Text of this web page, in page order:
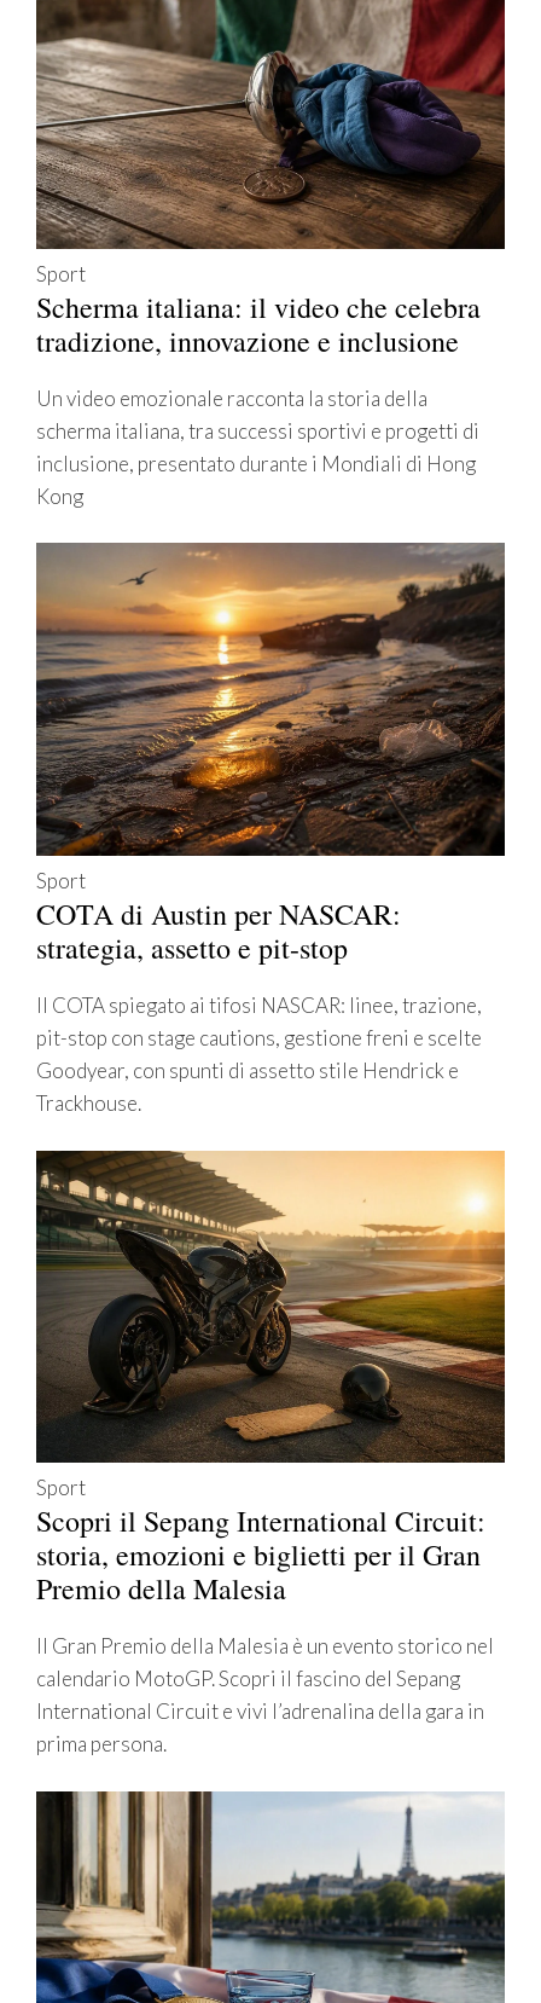
Sport
Scherma italiana: il video che celebra
tradizione, innovazione e inclusione
Un video emozionale racconta la storia della
scherma italiana, tra successi sportivi e progetti di
inclusione, presentato durante i Mondiali di Hong
Kong
Sport
COTA di Austin per NASCAR:
strategia, assetto e pit-stop
Il COTA spiegato ai tifosi NASCAR: linee, trazione,
pit-stop con stage cautions, gestione freni e scelte
Goodyear, con spunti di assetto stile Hendrick e
Trackhouse.
Sport
Scopri il Sepang International Circuit:
storia, emozioni e biglietti per il Gran
Premio della Malesia
Il Gran Premio della Malesia è un evento storico nel
calendario MotoGP. Scopri il fascino del Sepang
International Circuit e vivi l’adrenalina della gara in
prima persona.